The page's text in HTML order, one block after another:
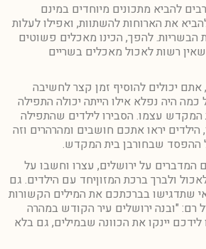
להביא מתכונים מיוחדים במינם
את הארוחות להשתוות, ואפילו לעלות
להפך, הכינו מאכלים פשוטים
רשות לאכול מאכלים בשריים
אתם יכולים להוסיף זמן קצר לחשיבה
כמה היה נפלא אילו הייתה יכולה התפילה
המקדש עצמו. הסבירו לילדים שהתפילה
יראו אתכם חושבים ומהרהרים וזה
ההפסד שבחורבן בית המקדש.
המדברים על ירושלים, עצרו וחשבו על
ולברך ברכת המזוןיחד עם הילדים. גם
שתדגישו בברכתכם את המילים הקשורות
רם: "ובנה ירושלים עיר הקודש במהרה
לידכם יינקו את הכוונה שבמילים, גם בלא